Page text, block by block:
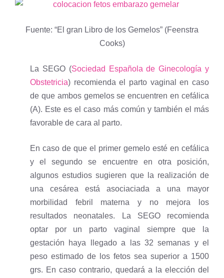
Fuente: “El gran Libro de los Gemelos” (Feenstra
Cooks)
La SEGO (Sociedad Española de Ginecología y
Obstetricia) recomienda el parto vaginal en caso
de que ambos gemelos se encuentren en cefálica
(A). Este es el caso más común y también el más
favorable de cara al parto.
En caso de que el primer gemelo esté en cefálica
y el segundo se encuentre en otra posición,
algunos estudios sugieren que la realización de
una cesárea está asociaciada a una mayor
morbilidad febril materna y no mejora los
resultados neonatales. La SEGO recomienda
optar por un parto vaginal siempre que la
gestación haya llegado a las 32 semanas y el
peso estimado de los fetos sea superior a 1500
grs. En caso contrario, quedará a la elección del